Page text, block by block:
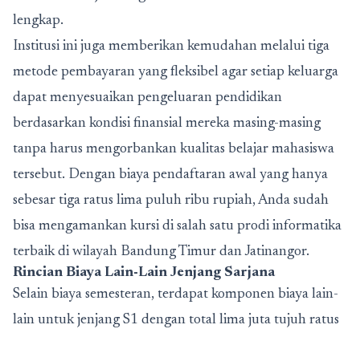
lengkap.
Institusi ini juga memberikan kemudahan melalui tiga
metode pembayaran yang fleksibel agar setiap keluarga
dapat menyesuaikan pengeluaran pendidikan
berdasarkan kondisi finansial mereka masing-masing
tanpa harus mengorbankan kualitas belajar mahasiswa
tersebut. Dengan biaya pendaftaran awal yang hanya
sebesar tiga ratus lima puluh ribu rupiah, Anda sudah
bisa mengamankan kursi di salah satu prodi informatika
terbaik di wilayah Bandung Timur dan Jatinangor.
Rincian Biaya Lain-Lain Jenjang Sarjana
Selain biaya semesteran, terdapat komponen biaya lain-
lain untuk jenjang S1 dengan total lima juta tujuh ratus